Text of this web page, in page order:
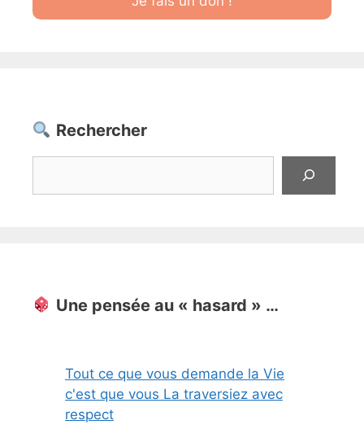
Rechercher
Une pensée au « hasard » …
Tout ce que vous demande la Vie
c'est que vous La traversiez avec
respect